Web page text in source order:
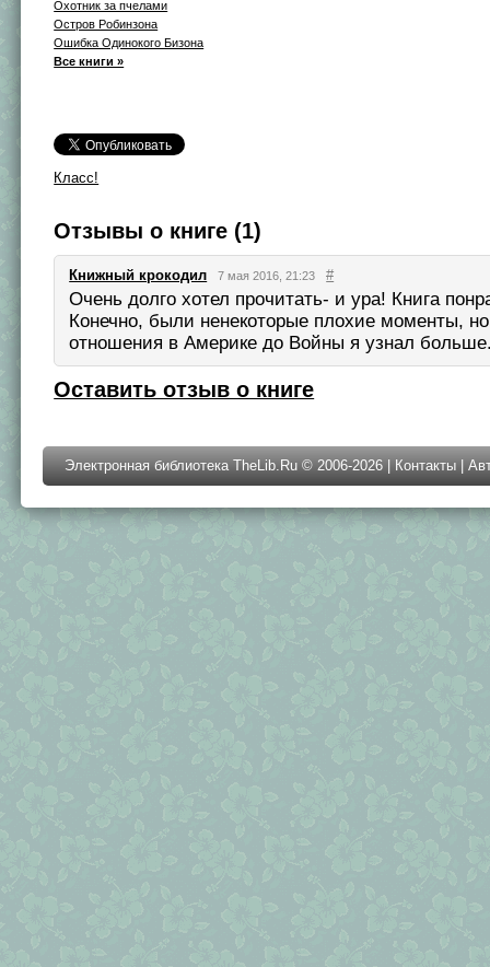
Охотник за пчелами
Остров Робинзона
Ошибка Одинокого Бизона
Все книги »
Класс!
Отзывы о книге (1)
Книжный крокодил 7 мая 2016, 21:23 #
Очень долго хотел прочитать- и ура! Книга
Конечно, были ненекоторые плохие моменты,
отношения в Америке до Войны я узнал
Оставить отзыв о книге
Электронная библиотека TheLib.Ru © 2006-2026 | Контакты |